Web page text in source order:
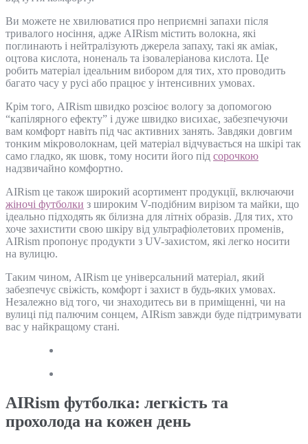
Ви можете не хвилюватися про неприємні запахи після
тривалого носіння, адже AIRism містить волокна, які
поглинають і нейтралізують джерела запаху, такі як аміак,
оцтова кислота, ноненаль та ізовалеріанова кислота. Це
робить матеріал ідеальним вибором для тих, хто проводить
багато часу у русі або працює у інтенсивних умовах.
Крім того, AIRism швидко розсіює вологу за допомогою
“капілярного ефекту” і дуже швидко висихає, забезпечуючи
вам комфорт навіть під час активних занять. Завдяки довгим
тонким мікроволокнам, цей матеріал відчувається на шкірі так
само гладко, як шовк, тому носити його під сорочкою
надзвичайно комфортно.
AIRism це також широкий асортимент продукції, включаючи
жіночі футболки з широким V-подібним вирізом та майки, що
ідеально підходять як білизна для літніх образів. Для тих, хто
хоче захистити свою шкіру від ультрафіолетових променів,
AIRism пропонує продукти з UV-захистом, які легко носити
на вулицю.
Таким чином, AIRism це універсальний матеріал, який
забезпечує свіжість, комфорт і захист в будь-яких умовах.
Незалежно від того, чи знаходитесь ви в приміщенні, чи на
вулиці під палючим сонцем, AIRism завжди буде підтримувати
вас у найкращому стані.
AIRism футболка: легкість та
прохолода на кожен день